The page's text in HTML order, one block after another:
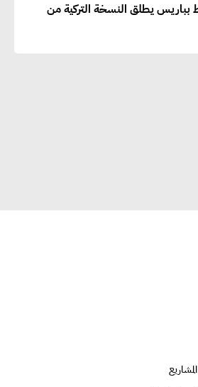
بباريس يطلق النسخة التركية من
المشاريع